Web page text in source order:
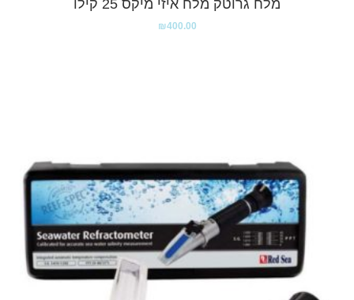
מלח גרוטק מלח איזי מיקס 25 קילו
₪400.00